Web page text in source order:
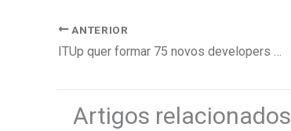
ANTERIOR
ITUp quer formar 75 novos developers em OutSystems
Artigos relacionados